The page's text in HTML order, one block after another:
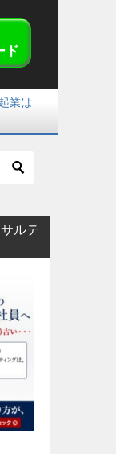
ド
業は
ルテ